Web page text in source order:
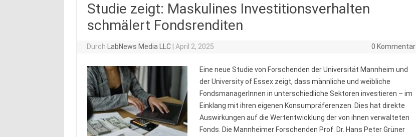
Studie zeigt: Maskulines Investitionsverhalten
schmälert Fondsrenditen
Durch LabNews Media LLC April 2, 2025 0 Kommentar
Eine neue Studie von Forschenden der Universität Mannheim und
der University of Essex zeigt, dass männliche und weibliche
FondsmanagerInnen in unterschiedliche Sektoren investieren – im
Einklang mit ihren eigenen Konsumpräferenzen. Dies hat direkte
Auswirkungen auf die Wertentwicklung der von ihnen verwalteten
Fonds. Die Mannheimer Forschenden Prof. Dr. Hans Peter Grüner